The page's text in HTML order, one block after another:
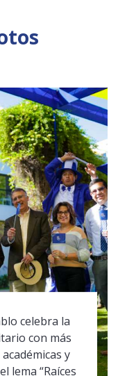
celebra la
con más
y
lema “Raíces